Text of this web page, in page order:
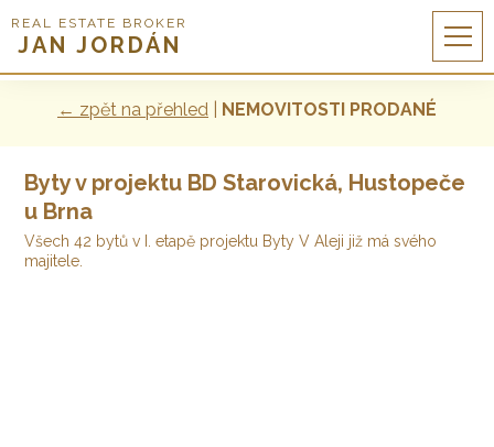
REAL ESTATE BROKER
JAN JORDÁN
← zpět na přehled NEMOVITOSTI PRODANÉ
Byty v projektu BD Starovická, Hustopeče
u Brna
Všech 42 bytů v I. etapě projektu Byty V Aleji již má svého
majitele.